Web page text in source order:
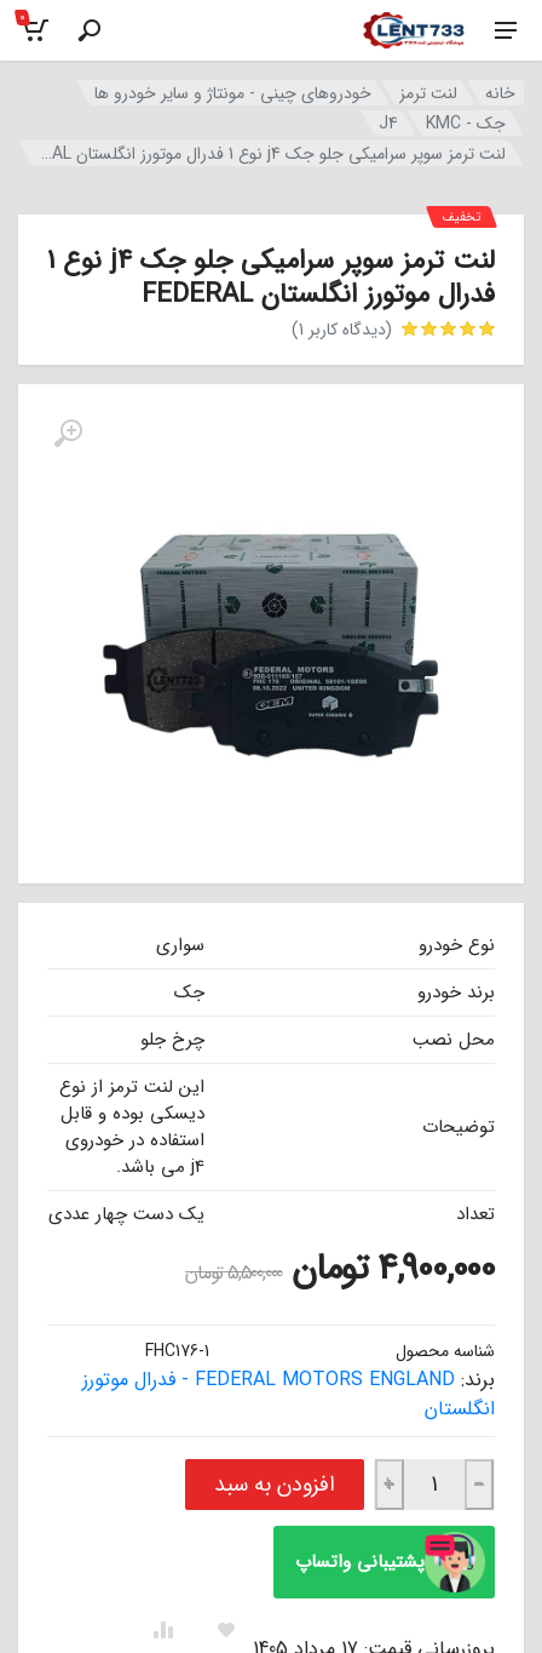
0
خانه لنت ترمز
خودروهای چینی - مونتاژ و سایر خودرو ها
جک - KMC
J4
لنت ترمز سوپر سرامیکی جلو جک j4 نوع 1 فدرال موتورز انگلستان FEDERAL
لنت ترمز سوپر سرامیکی جلو جک j4 نوع 1
فدرال موتورز انگلستان FEDERAL
مشتری
(دیدگاه کاربر 1
)
نوع خودرو
سواری
برند خودرو
جک
محل نصب
چرخ جلو
توضیحات
این لنت ترمز از نوع
دیسکی بوده و قابل
استفاده در خودروی
j4 می باشد.
تعداد
یک دست چهار عددی
تخفیف
4,900,000تومان 5,500,000تومان
شناسه محصول FHC176-1
برند:
FEDERAL MOTORS ENGLAND - فدرال موتورز
انگلستان
لنت ترمز سوپر سرامیکی جلو جک j4 نوع 1 فدرال موتورز انگلستان FEDERAL عدد
−
+ افزودن به سبد
پشتیبانی واتساپ